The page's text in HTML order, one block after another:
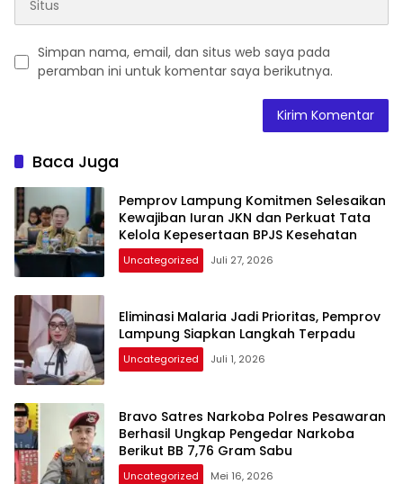
Simpan nama, email, dan situs web saya pada
peramban ini untuk komentar saya berikutnya.
Baca Juga
Pemprov Lampung Komitmen Selesaikan
Kewajiban Iuran JKN dan Perkuat Tata
Kelola Kepesertaan BPJS Kesehatan
Uncategorized Juli 27, 2026
Eliminasi Malaria Jadi Prioritas, Pemprov
Lampung Siapkan Langkah Terpadu
Uncategorized Juli 1, 2026
Bravo Satres Narkoba Polres Pesawaran
Berhasil Ungkap Pengedar Narkoba
Berikut BB 7,76 Gram Sabu
Uncategorized Mei 16, 2026